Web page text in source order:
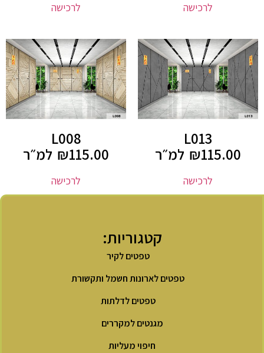
לרכישה לרכישה
L013
₪115.00 למ״ר
לרכישה
L008
₪115.00 למ״ר
לרכישה
קטגוריות:
טפטים לקיר
טפטים לארונות חשמל ותקשורת
טפטים לדלתות
מגנטים למקררים
חיפוי מעליות